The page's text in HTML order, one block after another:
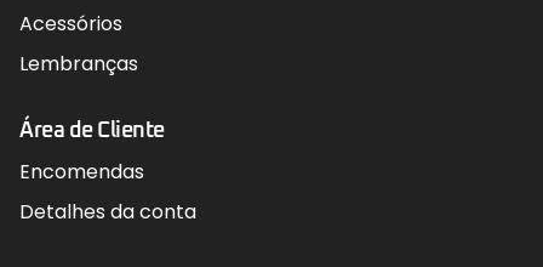
Acessórios
Lembranças
Área de Cliente
Encomendas
Detalhes da conta